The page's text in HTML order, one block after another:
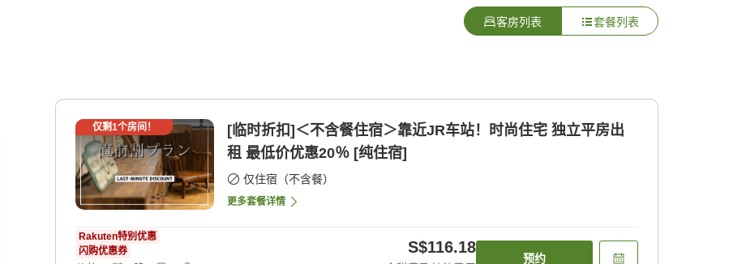
客房列表 套餐列表
仅剩1个房间！
[临时折扣]＜不含餐住宿＞靠近JR车站！时尚住宅 独立平房出
租 最低价优惠20％ [纯住宿]
仅住宿（不含餐）
更多套餐详情
Rakuten特别优惠
闪购优惠券
S$116.18
预约